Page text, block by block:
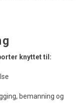
knyttet til:
bemanning og